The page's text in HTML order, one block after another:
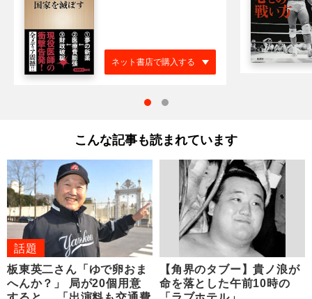
ネット書店で購入する
こんな記事も読まれています
話題
板東英二さん「ゆで卵おま
へんか？」 局が20個用意
【角界のタブー】貴ノ浪が
命を落とした午前10時の